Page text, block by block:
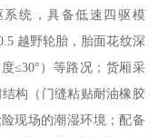
统，具备低速四驱模
越野轮胎，胎面花纹深
≤30°）等路况；货厢采
构（门缝粘贴耐油橡胶
现场的潮湿环境；配备